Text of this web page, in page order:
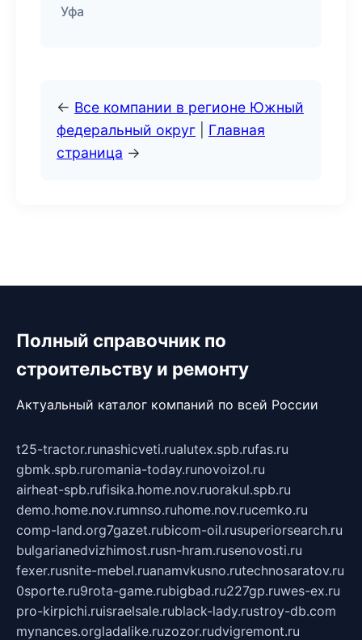
Уфа
← Все компании в регионе Южный
федеральный округ
Главная
страница →
Полный справочник по
строительству и ремонту
Актуальный каталог компаний по всей России
t25-tractor.runashicveti.rualutex.spb.rufas.ru
gbmk.spb.ruromania-today.runovoizol.ru
airheat-spb.rufisika.home.nov.ruorakul.spb.ru
demo.home.nov.rumnso.ruhome.nov.rucemko.ru
comp-land.org7gazet.rubicom-oil.rusuperiorsearch.ru
bulgarianedvizhimost.rusn-hram.rusenovosti.ru
fexer.rusnite-mebel.ruanamvkusno.rutechnosaratov.ru
0sporte.ru9rota-game.rubigbad.ru227gp.ruwes-ex.ru
pro-kirpichi.ruisraelsale.rublack-lady.rustroy-db.com
mynances.orgladalike.ruzozor.rudvigremont.ru